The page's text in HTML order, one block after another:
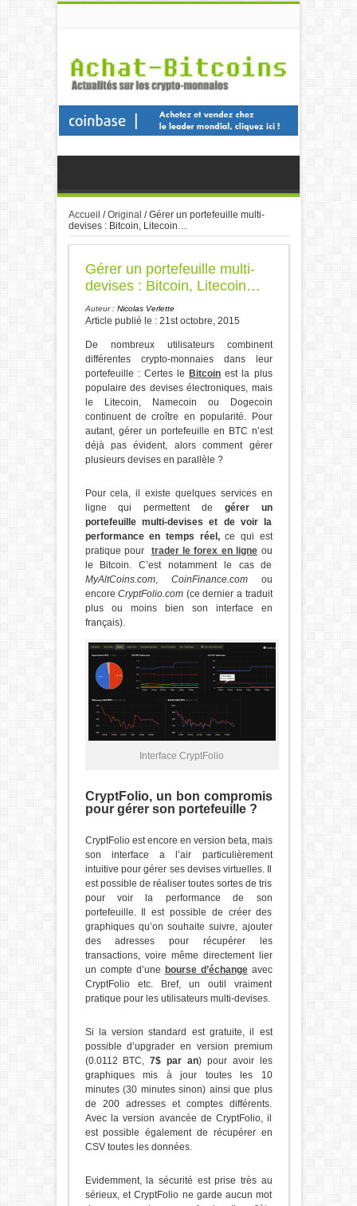
Accueil /Original /Gérer un portefeuille multi-
devises : Bitcoin, Litecoin…
Gérer un portefeuille multi-
devises : Bitcoin, Litecoin…
Auteur : Nicolas Verlette
Article publié le : 21st octobre, 2015
De nombreux utilisateurs combinent
différentes crypto-monnaies dans leur
portefeuille : Certes le Bitcoin est la plus
populaire des devises électroniques, mais
le Litecoin, Namecoin ou Dogecoin
continuent de croître en popularité. Pour
autant, gérer un portefeuille en BTC n’est
déjà pas évident, alors comment gérer
plusieurs devises en parallèle ?
Pour cela, il existe quelques services en
ligne qui permettent de gérer un
portefeuille multi-devises et de voir la
performance en temps réel,ce qui est
pratique pour trader le forex en ligne ou
le Bitcoin. C’est notamment le cas de
MyAltCoins.com, CoinFinance.comou
encoreCryptFolio.com (ce dernier a traduit
plus ou moins bien son interface en
français).
Interface CryptFolio
CryptFolio, un bon compromis
pour gérer son portefeuille ?
CryptFolio est encore en version beta, mais
son interface a l’air particulièrement
intuitive pour gérer ses devises virtuelles. Il
est possible de réaliser toutes sortes de tris
pour voir la performance de son
portefeuille. Il est possible de créer des
graphiques qu’on souhaite suivre, ajouter
des adresses pour récupérer les
transactions, voire même directement lier
un compte d’une bourse d’échangeavec
CryptFolio etc. Bref, un outil vraiment
pratique pour les utilisateurs multi-devises.
Si la version standard est gratuite, il est
possible d’upgrader en version premium
(0.0112 BTC,7$ par an) pour avoir les
graphiques mis à jour toutes les 10
minutes (30 minutes sinon) ainsi que plus
de 200 adresses et comptes différents.
Avec la version avancée de CryptFolio, il
est possible également de récupérer en
CSV toutes les données.
Evidemment, la sécurité est prise très au
sérieux, et CryptFolio ne garde aucun mot